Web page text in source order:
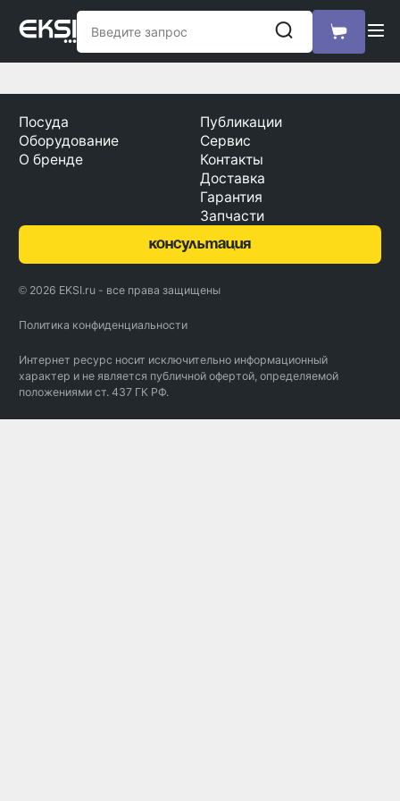
Посуда
Оборудование
О бренде
Публикации
Сервис
Контакты
Доставка
Гарантия
Запчасти
консультация
© 2026 EKSI.ru - все права защищены
Политика конфиденциальности
Интернет ресурс носит исключительно информационный
характер и не является публичной офертой, определяемой
положениями ст. 437 ГК РФ.